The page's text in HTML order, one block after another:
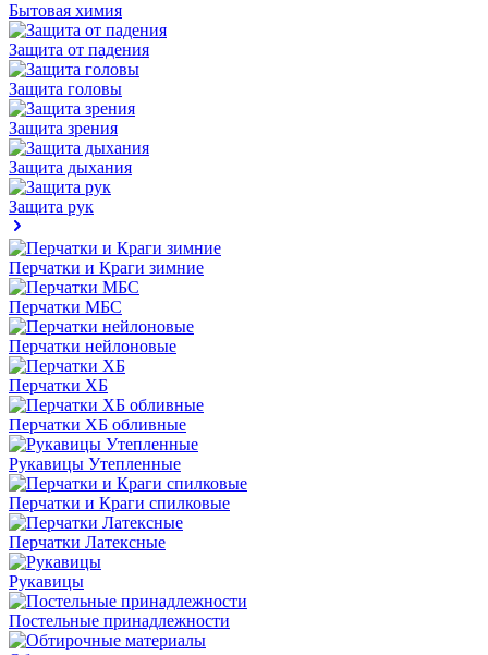
Бытовая химия
Защита от падения
Защита головы
Защита зрения
Защита дыхания
Защита рук
Перчатки и Краги зимние
Перчатки МБС
Перчатки нейлоновые
Перчатки ХБ
Перчатки ХБ обливные
Рукавицы Утепленные
Перчатки и Краги спилковые
Перчатки Латексные
Рукавицы
Постельные принадлежности